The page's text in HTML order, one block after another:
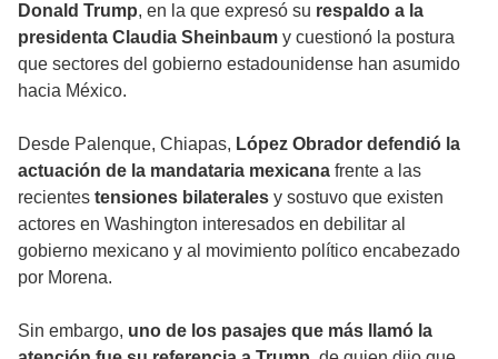
Donald Trump, en la que expresó su respaldo a la
presidenta Claudia Sheinbaum y cuestionó la postura
que sectores del gobierno estadounidense han asumido
hacia México.
Desde Palenque, Chiapas, López Obrador defendió la
actuación de la mandataria mexicana frente a las
recientes tensiones bilaterales y sostuvo que existen
actores en Washington interesados en debilitar al
gobierno mexicano y al movimiento político encabezado
por Morena.
Sin embargo, uno de los pasajes que más llamó la